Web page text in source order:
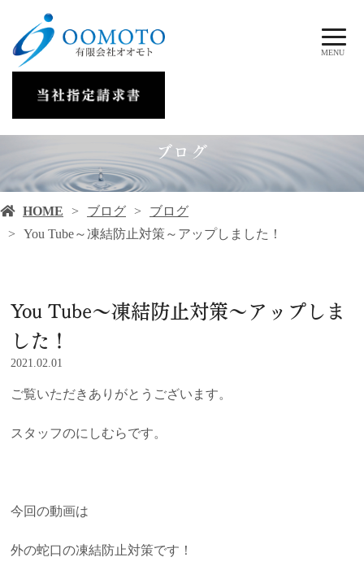
MENU
ブログ
HOME ブログ
ブログ
You Tube～凍結防止対策～アップしました！
You Tube～凍結防止対策～アップしま
した！
2021.02.01
ご覧いただきありがとうございます。
スタッフのにしむらです。
今回の動画は
外の蛇口の凍結防止対策です！